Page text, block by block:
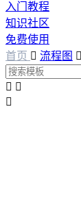
入门教程
知识社区
免费使用
首页  流程图 
 
